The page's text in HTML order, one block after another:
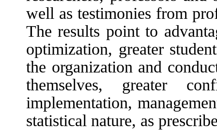
well as testimonies from
The results point to
optimization, greater
the organization and
themselves, greater
implementation,
statistical nature, as